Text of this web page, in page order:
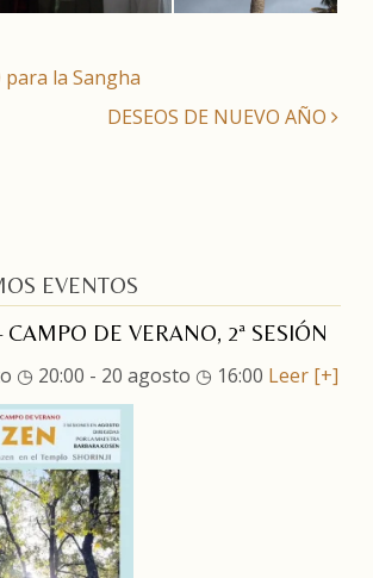
la Sangha
DESEOS DE NUEVO AÑO
EVENTOS
DE VERANO, 2ª SESIÓN
◷ 20:00 - 20 agosto ◷ 16:00 Leer [+]